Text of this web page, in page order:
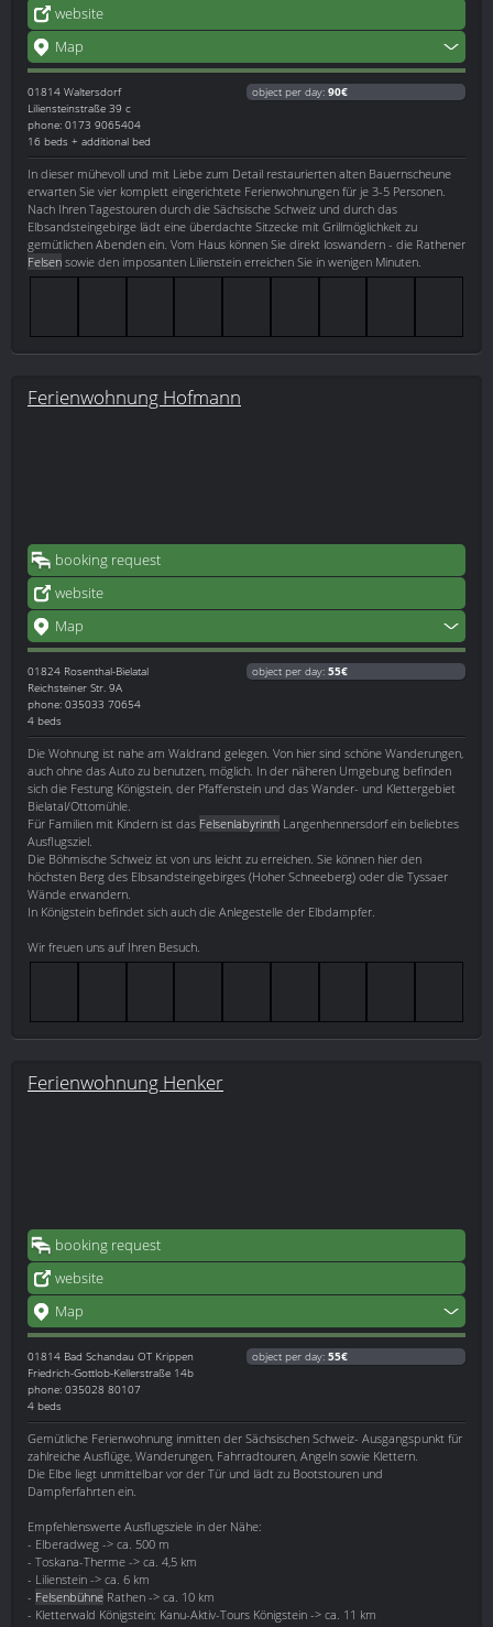
website
Map
01814 Waltersdorf
Liliensteinstraße 39 c
phone: 0173 9065404
16 beds + additional bed
object per day: 90€
In dieser mühevoll und mit Liebe zum Detail restaurierten alten Bauernscheune
erwarten Sie vier komplett eingerichtete Ferienwohnungen für je 3-5 Personen.
Nach Ihren Tagestouren durch die Sächsische Schweiz und durch das
Elbsandsteingebirge lädt eine überdachte Sitzecke mit Grillmöglichkeit zu
gemütlichen Abenden ein. Vom Haus können Sie direkt loswandern - die Rathener
Felsen sowie den imposanten Lilienstein erreichen Sie in wenigen Minuten.
Ferienwohnung Hofmann
booking request
website
Map
01824 Rosenthal-Bielatal
Reichsteiner Str. 9A
phone: 035033 70654
4 beds
object per day: 55€
Die Wohnung ist nahe am Waldrand gelegen. Von hier sind schöne Wanderungen,
auch ohne das Auto zu benutzen, möglich. In der näheren Umgebung befinden
sich die Festung Königstein, der Pfaffenstein und das Wander- und Klettergebiet
Bielatal/Ottomühle.
Für Familien mit Kindern ist das Felsenlabyrinth Langenhennersdorf ein beliebtes
Ausflugsziel.
Die Böhmische Schweiz ist von uns leicht zu erreichen. Sie können hier den
höchsten Berg des Elbsandsteingebirges (Hoher Schneeberg) oder die Tyssaer
Wände erwandern.
In Königstein befindet sich auch die Anlegestelle der Elbdampfer.
Wir freuen uns auf Ihren Besuch.
Ferienwohnung Henker
booking request
website
Map
01814 Bad Schandau OT Krippen
Friedrich-Gottlob-Kellerstraße 14b
phone: 035028 80107
4 beds
object per day: 55€
Gemütliche Ferienwohnung inmitten der Sächsischen Schweiz- Ausgangspunkt für
zahlreiche Ausflüge, Wanderungen, Fahrradtouren, Angeln sowie Klettern.
Die Elbe liegt unmittelbar vor der Tür und lädt zu Bootstouren und
Dampferfahrten ein.
Empfehlenswerte Ausflugsziele in der Nähe:
- Elberadweg -> ca. 500 m
- Toskana-Therme -> ca. 4,5 km
- Lilienstein -> ca. 6 km
- Felsenbühne Rathen -> ca. 10 km
- Kletterwald Königstein; Kanu-Aktiv-Tours Königstein -> ca. 11 km